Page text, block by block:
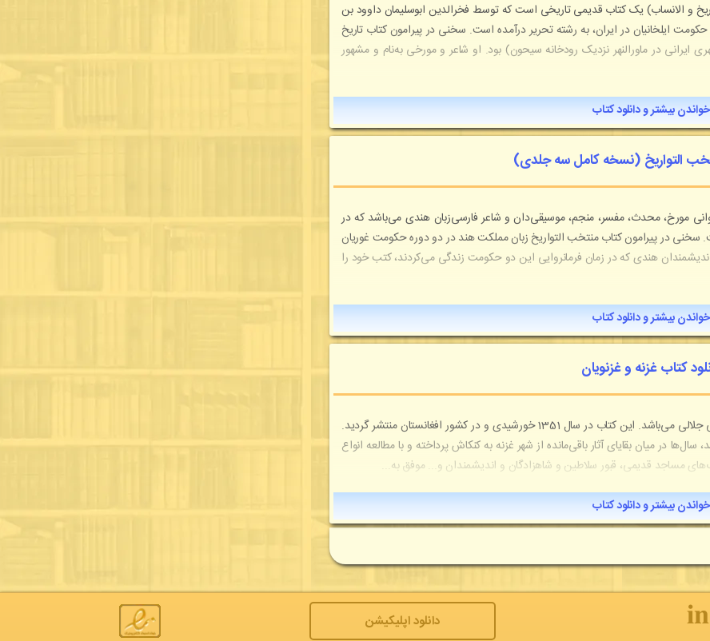
و الانساب) یک کتاب قدیمی تاریخی است که توسط فخرالدین ابوسلیمان داوود بن
ایلخانیان در ایران، به رشته تحریر درآمده است. سخنی در پیرامون کتاب تاریخ
ایرانی در ماورالنهر نزدیک رودخانه سیحون) بود. او شاعر و مورخی به‌نام و مشهور
خواندن بیشتر و دانلود کتاب
التواریخ (نسخه کامل سه جلدی)
مورخ، محدث، مفسر، منجم، موسیقی‌دان و شاعر فارسی‌زبان هندی می‌باشد که در
در پیرامون کتاب منتخب التواریخ زبان مملکت هند در دو دوره حکومت غوریان
هندی که در زمان فرمانروایی این دو حکومت زندگی می‌کردند، کتب خود را
خواندن بیشتر و دانلود کتاب
کتاب غزنه و غزنویان
کتاب "غزنه و غزنویان" اثری شگفت‌انگیز از استاد غلام جیلانی جلالی می‌باشد. این کتاب در سال 1351 خورشیدی و در کشور افغانستان منتشر گردید.
در میان بقایای آثار باقی‌مانده از شهر غزنه به کنکاش پرداخته و با مطالعه انواع
مساجد قدیمی، قبور سلاطین و شاهزادگان و اندیشمندان و... موفق به...
خواندن بیشتر و دانلود کتاب
𝐢𝐧 دانلود اپلیکیشن